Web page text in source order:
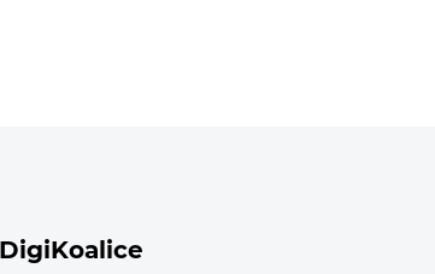
DigiKoalice